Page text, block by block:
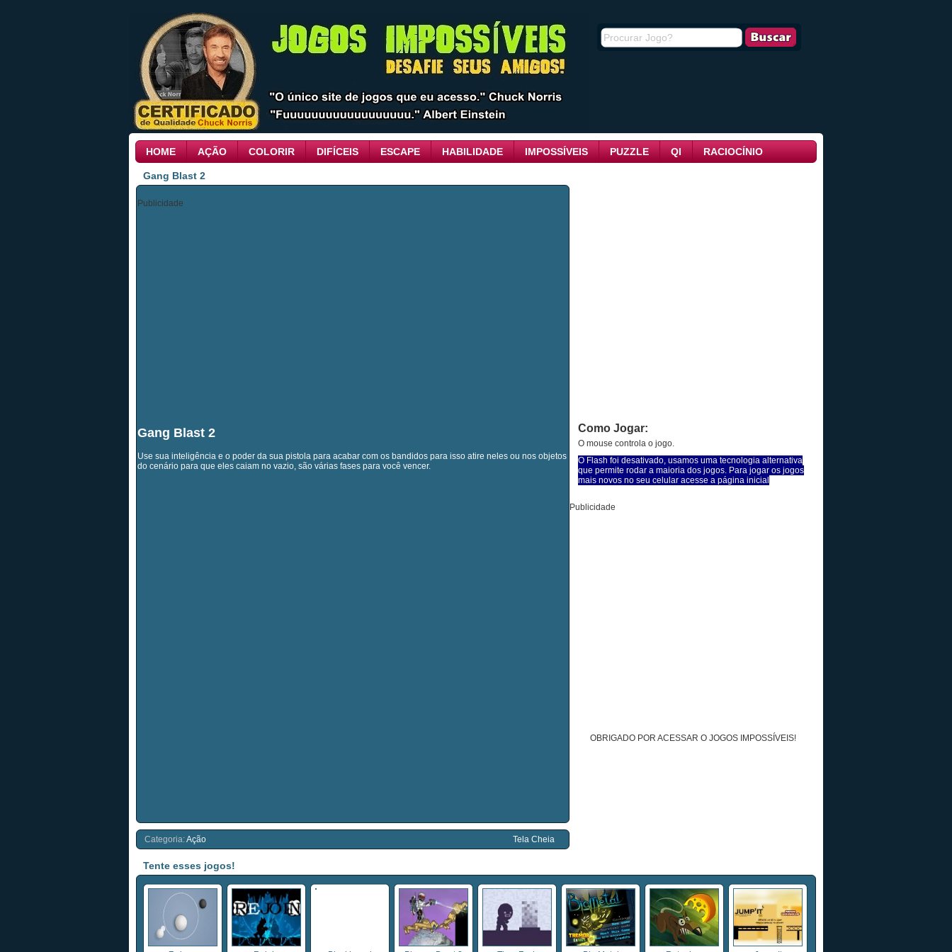
HOME AÇÃO COLORIR DIFÍCEIS ESCAPE HABILIDADE IMPOSSÍVEIS PUZZLE QI RACIOCÍNIO
Gang Blast 2
Publicidade
Gang Blast 2
Use sua inteligência e o poder da sua pistola para acabar com os bandidos para isso atire neles ou nos objetos
do cenário para que eles caiam no vazio, são várias fases para você vencer.
Categoria:Ação Tela Cheia
Como Jogar:
O mouse controla o jogo.
O Flash foi desativado, usamos uma tecnologia alternativa
que permite rodar a maioria dos jogos. Para jogar os jogos
mais novos no seu celular acesse a página inicial
Publicidade
OBRIGADO POR ACESSAR O JOGOS IMPOSSÍVEIS!
Tente esses jogos!